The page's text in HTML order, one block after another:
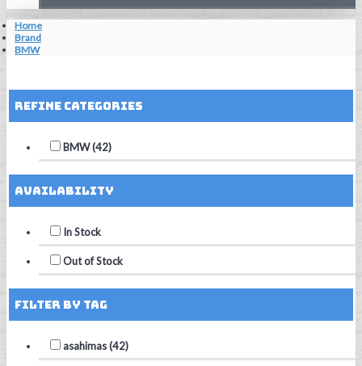
Home
Brand
BMW
Refine Categories
BMW (42)
Availability
In Stock
Out of Stock
Filter by Tag
asahimas (42)